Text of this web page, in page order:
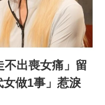
不出喪女痛」留
做1事」惹淚